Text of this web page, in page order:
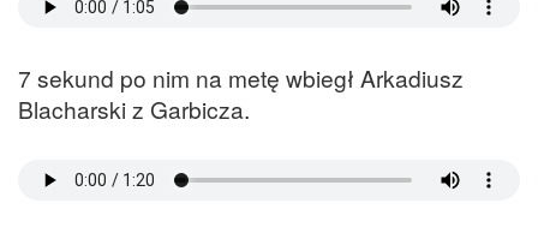
7 sekund po nim na metę wbiegł Arkadiusz
Blacharski z Garbicza.